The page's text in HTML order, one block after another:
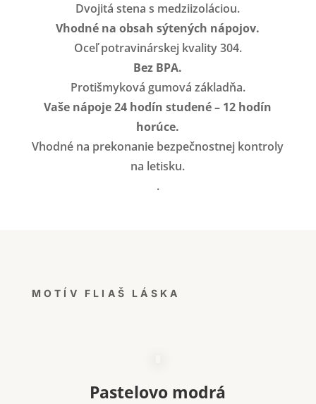
Dvojitá stena s medziizoláciou.
Vhodné na obsah sýtených nápojov.
Oceľ potravinárskej kvality 304.
Bez BPA.
Protišmyková gumová základňa.
Vaše nápoje 24 hodín studené – 12 hodín
horúce.
Vhodné na prekonanie bezpečnostnej kontroly
na letisku.
.
MOTÍV FLIAŠ LÁSKA
Pastelovo modrá